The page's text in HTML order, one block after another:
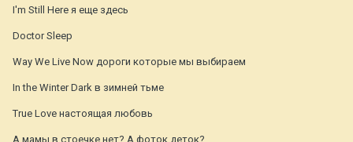
I'm Still Here я еще здесь
Doctor Sleep
Way We Live Now дороги которые мы выбираем
In the Winter Dark в зимней тьме
True Love настоящая любовь
А мамы в стоечке нет? А фоток деток?